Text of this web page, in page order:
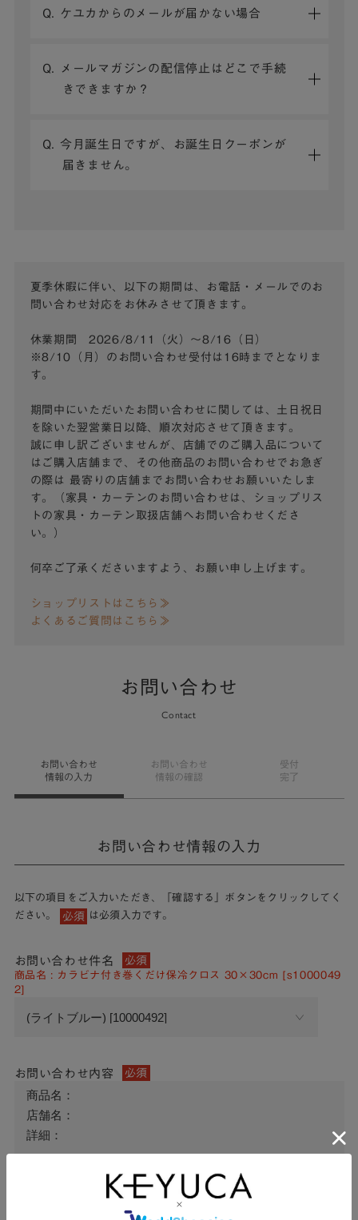
Q. ケユカからのメールが届かない場合
Q. メールマガジンの配信停止はどこで手続
きできますか？
Q. 今月誕生日ですが、お誕生日クーポンが
届きません。
夏季休暇に伴い、以下の期間は、お電話・メールでのお
問い合わせ対応をお休みさせて頂きます。
休業期間 2026/8/11（火）～8/16（日）
※8/10（月）のお問い合わせ受付は16時までとなりま
す。
期間中にいただいたお問い合わせに関しては、土日祝日
を除いた翌営業日以降、順次対応させて頂きます。
誠に申し訳ございませんが、店舗でのご購入品について
はご購入店舗まで、その他商品のお問い合わせでお急ぎ
の際は
最寄りの店舗までお問い合わせお願いいたしま
す。（家具・カーテンのお問い合わせは、ショップリス
トの家具・カーテン取扱店舗へお問い合わせくださ
い。）
何卒ご了承くださいますよう、お願い申し上げます。
ショップリストはこちら≫
よくあるご質問はこちら≫
お問い合わせ
Contact
お問い合わせ
情報の入力
お問い合わせ
情報の確認
受付
完了
お問い合わせ情報の入力
以下の項目をご入力いただき、「確認する」ボタンをクリックしてく
ださい。
必須 は必須入力です。
お問い合わせ件名 必須
商品名 : カラビナ付き巻くだけ保冷クロス 30×30cm [s1000049
2]
お問い合わせ内容 必須